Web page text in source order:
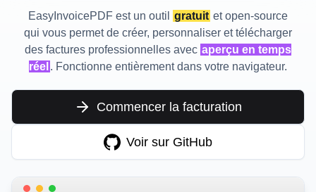
EasyInvoicePDF est un outil gratuit et open-source
qui vous permet de créer, personnaliser et télécharger
des factures professionnelles avec aperçu en temps
réel . Fonctionne entièrement dans votre navigateur.
Commencer la facturation
Voir sur GitHub